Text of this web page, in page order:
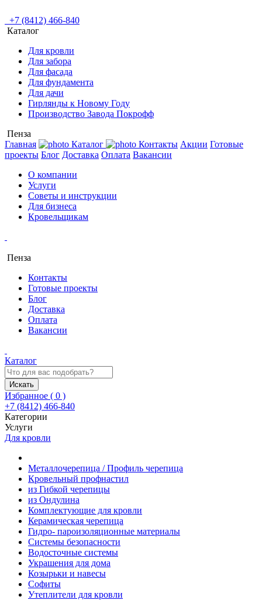
+7 (8412) 466-840
Каталог
Для кровли
Для забора
Для фасада
Для фундамента
Для дачи
Гирлянды к Новому Году
Производство Завода Покрофф
Пенза
Главная
Каталог Контакты Акции Готовые
проекты Блог Доставка Оплата Вакансии
О компании
Услуги
Советы и инструкции
Для бизнеса
Кровельщикам
Пенза
Контакты
Готовые проекты
Блог
Доставка
Оплата
Вакансии
Каталог
Искать
Избранное ( 0 )
+7 (8412) 466-840
Категории
Услуги
Для кровли
Металлочерепица / Профиль черепица
Кровельный профнастил
из Гибкой черепицы
из Ондулина
Комплектующие для кровли
Керамическая черепица
Гидро- пароизоляционные материалы
Системы безопасности
Водосточные системы
Украшения для дома
Козырьки и навесы
Софиты
Утеплители для кровли